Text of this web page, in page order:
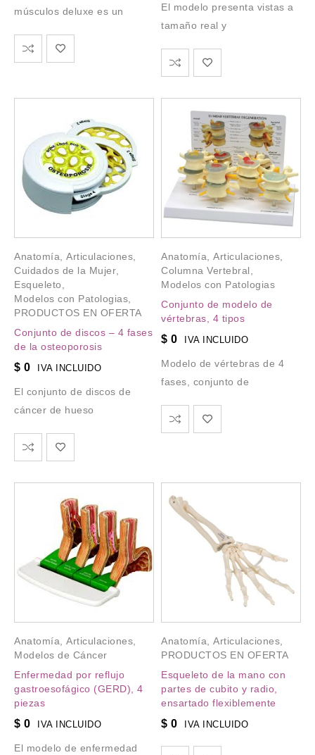
músculos deluxe es un
El modelo presenta vistas a
tamaño real y
Anatomía, Articulaciones,
Cuidados de la Mujer,
Esqueleto,
Modelos con Patologias,
PRODUCTOS EN OFERTA
Conjunto de discos – 4 fases
de la osteoporosis
$ 0 IVA INCLUIDO
El conjunto de discos de
cáncer de hueso
Anatomía, Articulaciones,
Columna Vertebral,
Modelos con Patologias
Conjunto de modelo de
vértebras, 4 tipos
$ 0 IVA INCLUIDO
Modelo de vértebras de 4
fases, conjunto de
Anatomía, Articulaciones,
Modelos de Cáncer
Enfermedad por reflujo
gastroesofágico (GERD), 4
piezas
$ 0 IVA INCLUIDO
El modelo de enfermedad
Anatomía, Articulaciones,
PRODUCTOS EN OFERTA
Esqueleto de la mano con
partes de cubito y radio,
ensartado flexiblemente
$ 0 IVA INCLUIDO